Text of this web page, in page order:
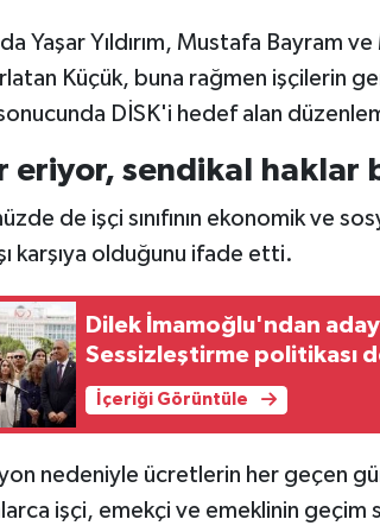
Yaşar Yıldırım, Mustafa Bayram
Küçük, buna rağmen işçilerin
DİSK'i hedef alan
eriyor, sendikal haklar
de işçi sınıfının ekonomik ve
karşıya olduğunu ifade etti.
Dilek İmamoğlu'ndan
Sessizleştirme politikası
İçeriği Görüntüle
nedeniyle ücretlerin her geçen
işçi, emekçi ve emeklinin geçim